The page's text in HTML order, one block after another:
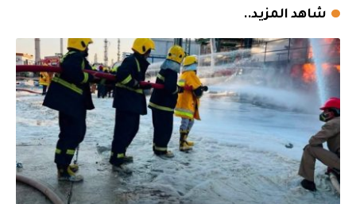
شاهد المزيد..